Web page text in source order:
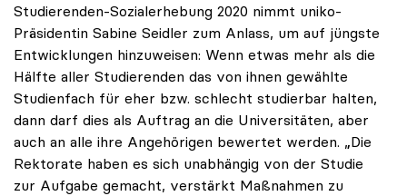
Studierenden-Sozialerhebung 2020 nimmt uniko-
Präsidentin Sabine Seidler zum Anlass, um auf jüngste
Entwicklungen hinzuweisen: Wenn etwas mehr als die
Hälfte aller Studierenden das von ihnen gewählte
Studienfach für eher bzw. schlecht studierbar halten,
dann darf dies als Auftrag an die Universitäten, aber
auch an alle ihre Angehörigen bewertet werden. „Die
Rektorate haben es sich unabhängig von der Studie
zur Aufgabe gemacht, verstärkt Maßnahmen zu